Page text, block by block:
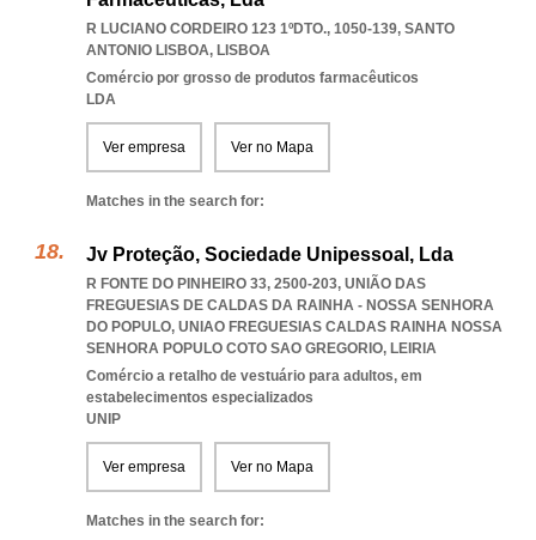
R LUCIANO CORDEIRO 123 1ºDTO., 1050-139, SANTO
ANTONIO LISBOA, LISBOA
Comércio por grosso de produtos farmacêuticos
LDA
Ver empresa Ver no Mapa
Matches in the search for:
Jv Proteção, Sociedade Unipessoal, Lda
R FONTE DO PINHEIRO 33, 2500-203, UNIÃO DAS
FREGUESIAS DE CALDAS DA RAINHA - NOSSA SENHORA
DO POPULO, UNIAO FREGUESIAS CALDAS RAINHA NOSSA
SENHORA POPULO COTO SAO GREGORIO, LEIRIA
Comércio a retalho de vestuário para adultos, em
estabelecimentos especializados
UNIP
Ver empresa Ver no Mapa
Matches in the search for: